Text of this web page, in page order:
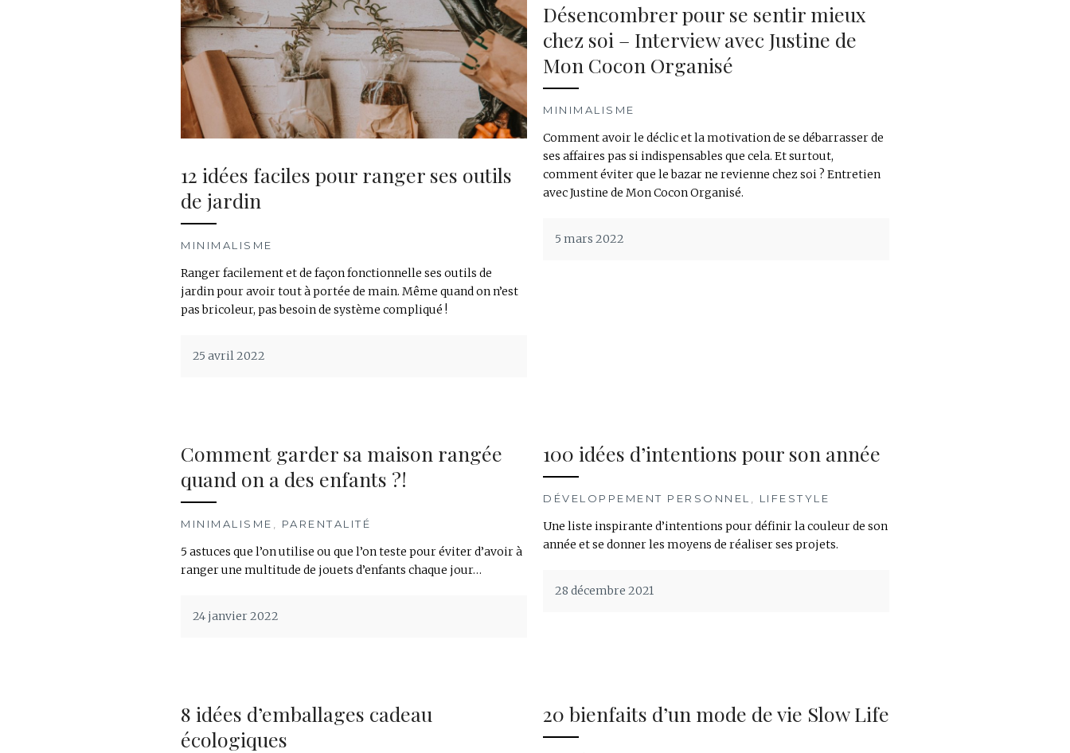
12 idées faciles pour ranger ses outils
de jardin
MINIMALISME
Ranger facilement et de façon fonctionnelle ses outils de
jardin pour avoir tout à portée de main. Même quand on n’est
pas bricoleur, pas besoin de système compliqué !
25 avril 2022
Désencombrer pour se sentir mieux
chez soi – Interview avec Justine de
Mon Cocon Organisé
MINIMALISME
Comment avoir le déclic et la motivation de se débarrasser de
ses affaires pas si indispensables que cela. Et surtout,
comment éviter que le bazar ne revienne chez soi ? Entretien
avec Justine de Mon Cocon Organisé.
5 mars 2022
Comment garder sa maison rangée
quand on a des enfants ?!
MINIMALISME PARENTALITÉ
5 astuces que l’on utilise ou que l’on teste pour éviter d’avoir à
ranger une multitude de jouets d’enfants chaque jour…
24 janvier 2022
100 idées d’intentions pour son année
DÉVELOPPEMENT PERSONNEL LIFESTYLE
Une liste inspirante d’intentions pour définir la couleur de son
année et se donner les moyens de réaliser ses projets.
28 décembre 2021
8 idées d’emballages cadeau
écologiques
20 bienfaits d’un mode de vie Slow Life